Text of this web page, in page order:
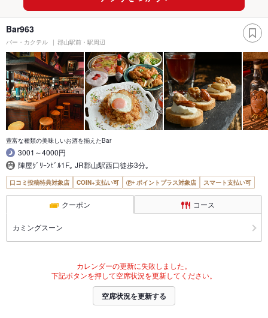
Bar963
バー・カクテル 郡山駅前・駅周辺
豊富な種類の美味しいお酒を揃えたBar
3001～4000円
陣屋ｸﾞﾘｰﾝﾋﾞﾙ1F｡ JR郡山駅西口徒歩3分｡
口コミ投稿特典対象店 COIN+支払い可 ポイントプラス対象店 スマート支払い可
クーポン コース
カミングスーン
カレンダーの更新に失敗しました。
下記ボタンを押して空席状況を更新してください。
空席状況を更新する